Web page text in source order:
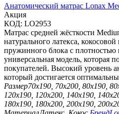
Анатомический матрас Lonax
Aкция
КОД: LO2953
Матрас средней жёсткости
натурального латекса,
пружинного блока с
универсальная модель, которая
покупателей. Высокий уровень
который достигается
Размер70х190, 70х200, 80х190,
120х190, 120х200, 140х190,
180х190, 180х200, 200х190,